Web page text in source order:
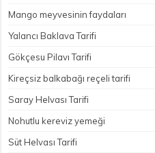
Mango meyvesinin faydaları
Yalancı Baklava Tarifi
Gökçesu Pilavı Tarifi
Kireçsiz balkabağı reçeli tarifi
Saray Helvası Tarifi
Nohutlu kereviz yemeği
Süt Helvası Tarifi